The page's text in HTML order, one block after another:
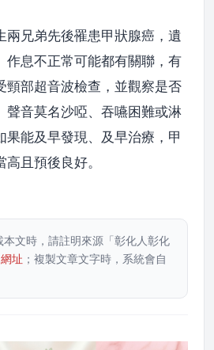
兩兄弟先後罹患甲狀腺癌，遺
作息不正常可能都有關聯，有
頸部超音波檢查，並觀察是否
聲音莫名沙啞、吞嚥困難或淋
果能及早發現、及早治療，甲
且預後良好。
本文時，請註明來源「彰化人彰化
址 ；複製文章文字時，系統會自